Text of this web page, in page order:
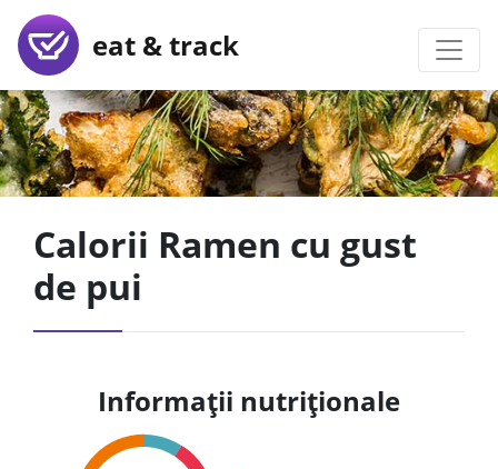
eat & track
Calorii Ramen cu gust
de pui
Informații nutriționale